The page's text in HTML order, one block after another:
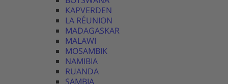
KAPVERDEN
LA RÉUNION
MADAGASKAR
MALAWI
MOSAMBIK
NAMIBIA
RUANDA
SAMBIA